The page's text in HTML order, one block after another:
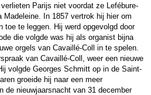
Parijs niet voordat ze Lefébure-
Madeleine. In 1857 vertrok hij hier om
toe te leggen. Hij werd opgevolgd door
die volgde was hij als organist bijna
orgels van Cavaillé-Coll in te spelen.
van Cavaillé-Coll, weer een nieuwe
volgde Georges Schmitt op in de Saint-
groeide hij naar een meer
de nieuwjaarsnacht van 31 december